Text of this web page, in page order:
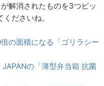
解消されたものを3つピッ
ださいね。
の面積になる「ゴリラシー
の「薄型弁当箱 抗菌